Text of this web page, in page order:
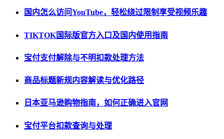
国内怎么访问YouTube，轻松绕过限制享受视频乐趣
TIKTOK国际版官方入口及国内使用指南
宝付支付解除与不明扣款处理方法
商品标题新规内容解读与优化路径
日本亚马逊购物指南，如何正确进入官网
宝付平台扣款查询与处理